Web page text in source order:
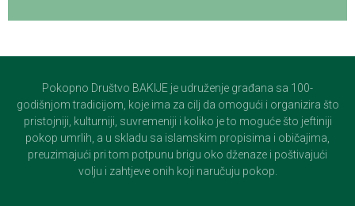
Pokopno Društvo BAKIJE je udruženje građana sa 100-
godišnjom tradicijom, koje ima za cilj da omogući i organizira što
pristojniji, kulturniji, suvremeniji i koliko je to moguće što jeftiniji
pokop umrlih, a u skladu sa islamskim propisima i običajima,
preuzimajući pri tom potpunu brigu oko dženaze i poštivajući
volju i zahtjeve onih koji naručuju pokop.